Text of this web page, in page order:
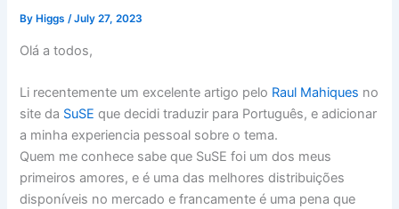
By Higgs/July 27, 2023
Olá a todos,
Li recentemente um excelente artigo pelo Raul Mahiques no
site da SuSE que decidi traduzir para Português, e adicionar
a minha experiencia pessoal sobre o tema.
Quem me conhece sabe que SuSE foi um dos meus
primeiros amores, e é uma das melhores distribuições
disponíveis no mercado e francamente é uma pena que